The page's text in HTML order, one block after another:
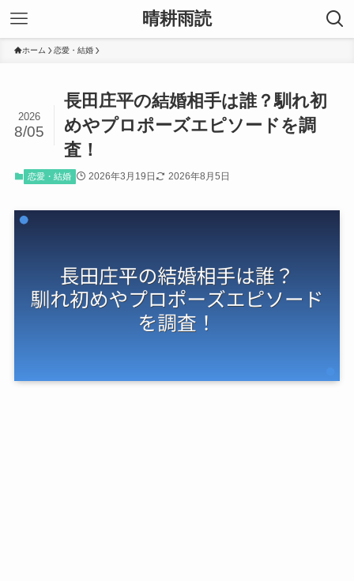
晴耕雨読
ホーム 恋愛・結婚
長田庄平の結婚相手は誰？馴れ初
めやプロポーズエピソードを調
査！
2026
8/05
恋愛・結婚 2026年3月19日 2026年8月5日